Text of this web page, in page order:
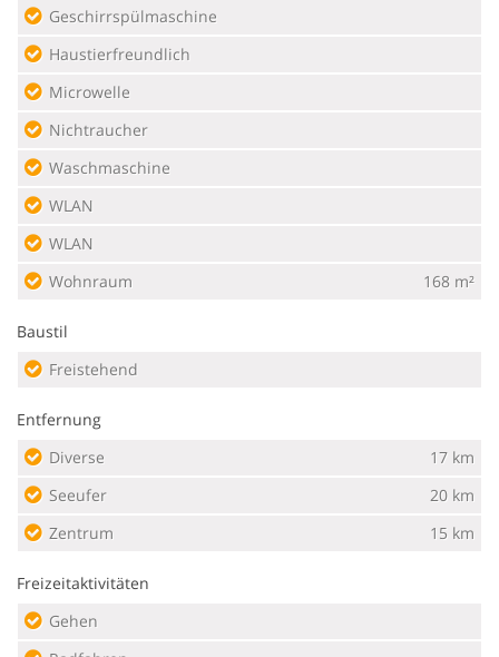
Geschirrspülmaschine
Haustierfreundlich
Microwelle
Nichtraucher
Waschmaschine
WLAN
WLAN
Wohnraum
168 m²
Baustil
Freistehend
Entfernung
Diverse
17 km
Seeufer
20 km
Zentrum
15 km
Freizeitaktivitäten
Gehen